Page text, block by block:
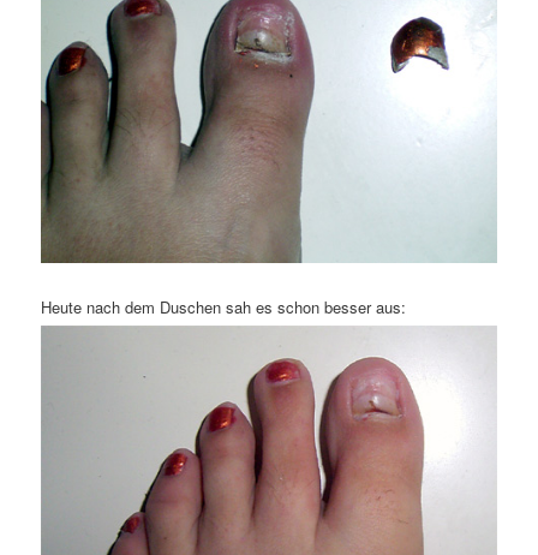
Heute nach dem Duschen sah es schon besser aus: